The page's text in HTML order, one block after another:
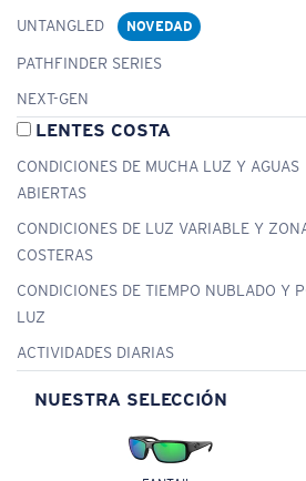
UNTANGLED
NOVEDAD
PATHFINDER SERIES
NEXT-GEN
LENTES COSTA
CONDICIONES DE MUCHA LUZ Y AGUAS
ABIERTAS
CONDICIONES DE LUZ VARIABLE Y
COSTERAS
CONDICIONES DE TIEMPO NUBLADO Y
LUZ
ACTIVIDADES DIARIAS
NUESTRA SELECCIÓN